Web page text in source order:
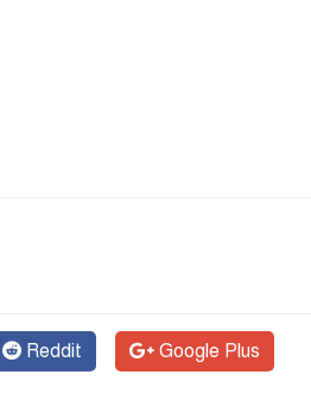
Reddit Google Plus